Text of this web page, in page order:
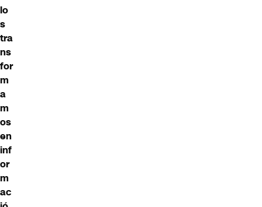
lo
s
tra
ns
for
m
a
m
os
en
inf
or
m
ac